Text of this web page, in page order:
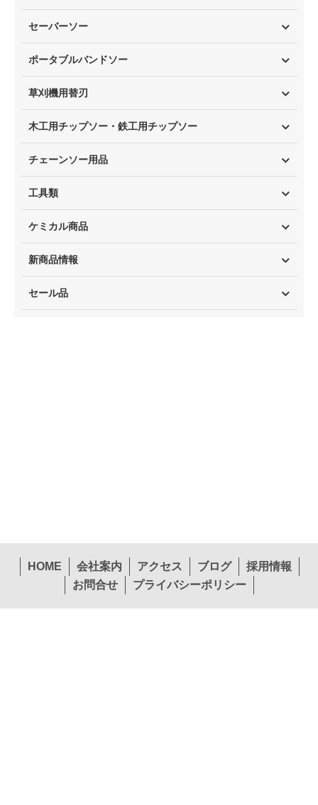
セーバーソー
ポータブルバンドソー
草刈機用替刃
木工用チップソー・鉄工用チップソー
チェーンソー用品
工具類
ケミカル商品
新商品情報
セール品
HOME 会社案内 アクセス ブログ
採用情報
お問合せ
プライバシーポリシー